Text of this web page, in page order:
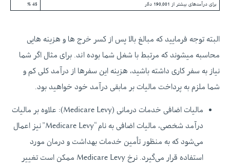
برای درآمدهای بیشتر از 190,001 دلار 45 %
البته توجه فرمایید که مبالغ بالا پس از کسر خرج ها و هزینه هایی
محاسبه میشوند که مرتبط با شغل شما بوده اند. برای مثال اگر شما
نیاز به سفر کاری داشته باشید، هزینه این سفرها از درآمد کلی کم و
شما ملزم به پرداخت مالیات بر مابقی درآمد خود خواهید بود.
مالیات اضافی خدمات درمانی (Medicare Levy): علاوه بر مالیات
درآمد شخصی، مالیات اضافی به نام “Medicare Levy” نیز اعمال
می‌شود که به منظور تأمین خدمات بهداشت و درمان مورد
استفاده قرار می‌گیرد. نرخ Medicare Levy ممکن است تغییر